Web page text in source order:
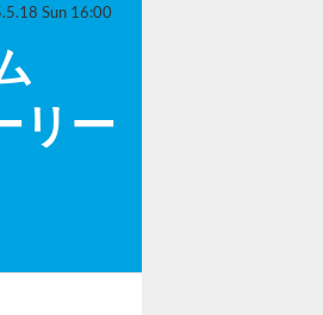
リー
Sun 16:00